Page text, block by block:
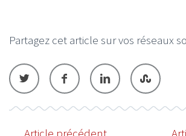
Partagez cet article sur vos réseaux
Article précédent